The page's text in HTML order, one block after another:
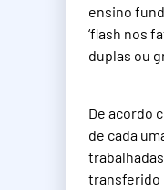
ensino
‘flash nos
duplas ou
De acordo
de cada
transferido